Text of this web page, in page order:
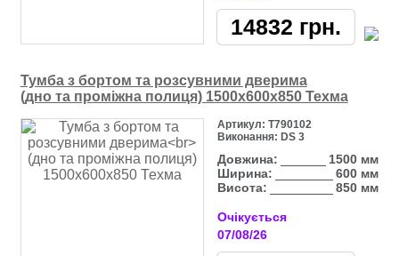
14832 грн.
Тумба з бортом та розсувними дверима
(дно та проміжна полиця) 1500х600х850 Техма
Артикул: Т790102
Виконання: DS 3
Довжина:
1500 мм
Ширина:
600 мм
Висота:
850 мм
Очікується
07/08/26